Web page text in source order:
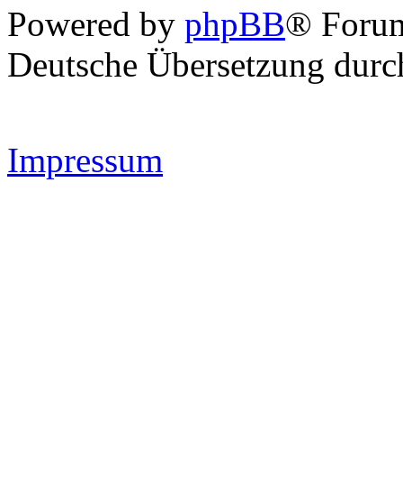
Powered by phpBB®
Deutsche Übersetzung
Impressum